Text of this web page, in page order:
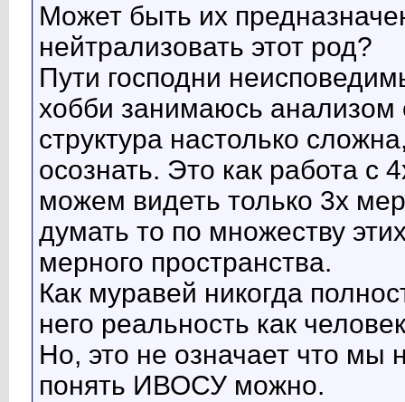
Может быть их
нейтрализовать этот род?
Пути господни
хобби занимаюсь анализом
структура настолько
осознать. Это как работа
можем видеть только 3х
думать то по множеству
мерного пространства.
Как муравей никогда
него реальность как
Но, это не означает что мы
понять ИВОСУ можно.